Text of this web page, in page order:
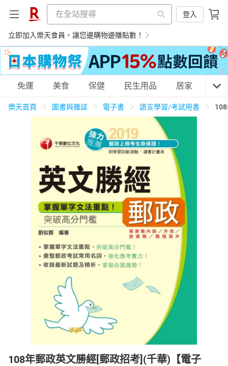
登入
立即加入樂天會員，讓您邊購物邊賺點數！
購物網分類
天天免運 美食蛋糕 養生保健
居家生活 3C家電 運動休閒 親子玩具
男裝 化妝保養 情趣用品
日本購物 電子/紙本書
免運 美食 保健 民生用品 居家 3C
樂天首頁 圖書與雜誌 電子書 語言學習/考試用書
108年郵政英文勝經[郵政招考](千華)【電子